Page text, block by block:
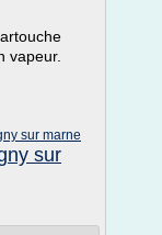
vapeur.
sur marne
sur